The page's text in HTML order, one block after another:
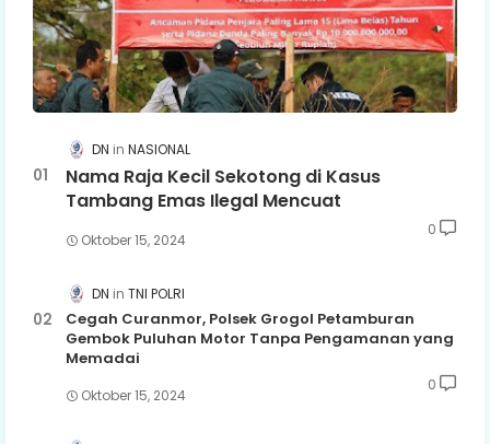
DN NASIONAL
Nama Raja Kecil Sekotong di Kasus
Tambang Emas Ilegal Mencuat
Oktober 15, 2024
0
DN TNI POLRI
Cegah Curanmor, Polsek Grogol Petamburan
Gembok Puluhan Motor Tanpa Pengamanan yang
Memadai
Oktober 15, 2024
0